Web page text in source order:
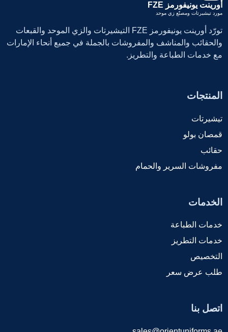
أورينت يونيفورمز FZE
مورد تيشيرتات ومصنّع زي موحد
تورّد أورينت يونيفورمز FZE التيشيرتات والزي الموحد والقبعات
والحقائب والمناشف والمفروشات بالجملة في جميع أنحاء الإمارات
مع خدمات الطباعة والتطريز.
المنتجات
تيشيرتات
قمصان بولو
حقائب
مفروشات السرير والحمام
الخدمات
خدمات الطباعة
خدمات التطريز
التخصيص
طلب عرض سعر
اتصل بنا